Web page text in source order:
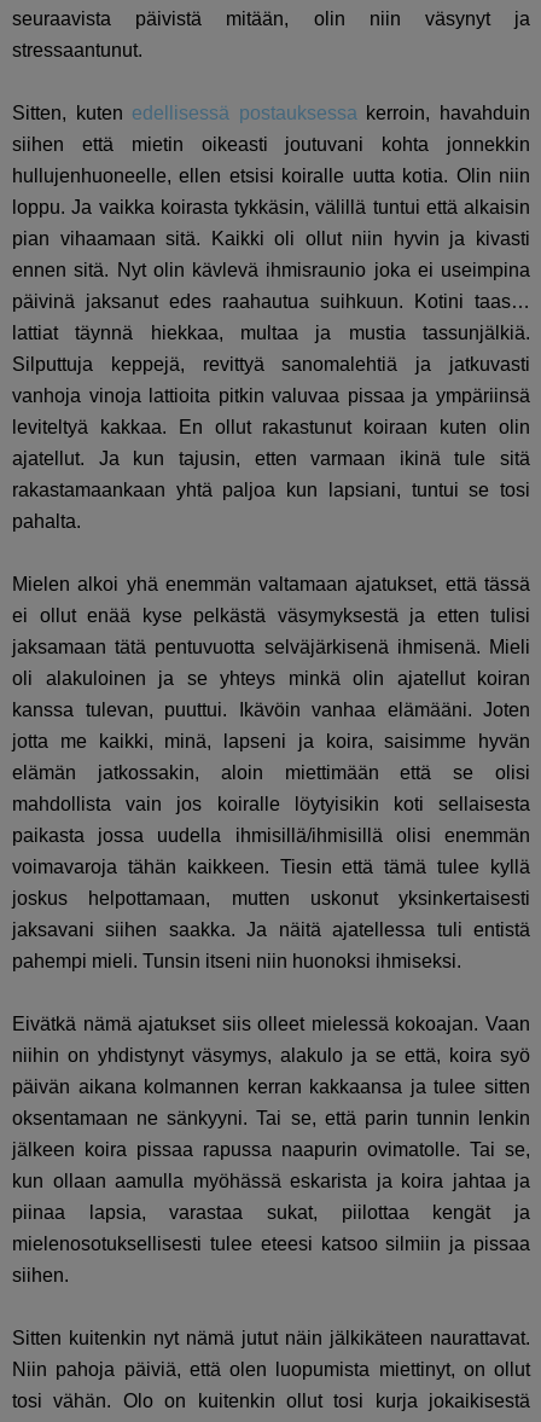
seuraavista päivistä mitään, olin niin väsynyt ja
stressaantunut.
Sitten, kuten edellisessä postauksessakerroin, havahduin
siihen että mietin oikeasti joutuvani kohta jonnekkin
hullujenhuoneelle, ellen etsisi koiralle uutta kotia. Olin niin
loppu. Ja vaikka koirasta tykkäsin, välillä tuntui että alkaisin
pian vihaamaan sitä. Kaikki oli ollut niin hyvin ja kivasti
ennen sitä. Nyt olin kävlevä ihmisraunio joka ei useimpina
päivinä jaksanut edes raahautua suihkuun. Kotini taas…
lattiat täynnä hiekkaa, multaa ja mustia tassunjälkiä.
Silputtuja keppejä, revittyä sanomalehtiä ja jatkuvasti
vanhoja vinoja lattioita pitkin valuvaa pissaa ja ympäriinsä
leviteltyä kakkaa. En ollut rakastunut koiraan kuten olin
ajatellut. Ja kun tajusin, etten varmaan ikinä tule sitä
rakastamaankaan yhtä paljoa kun lapsiani, tuntui se tosi
pahalta.
Mielen alkoi yhä enemmän valtamaan ajatukset, että tässä
ei ollut enää kyse pelkästä väsymyksestä ja etten tulisi
jaksamaan tätä pentuvuotta selväjärkisenä ihmisenä. Mieli
oli alakuloinen ja se yhteys minkä olin ajatellut koiran
kanssa tulevan, puuttui. Ikävöin vanhaa elämääni. Joten
jotta me kaikki, minä, lapseni ja koira, saisimme hyvän
elämän jatkossakin, aloin miettimään että se olisi
mahdollista vain jos koiralle löytyisikin koti sellaisesta
paikasta jossa uudella ihmisillä/ihmisillä olisi enemmän
voimavaroja tähän kaikkeen. Tiesin että tämä tulee kyllä
joskus helpottamaan, mutten uskonut yksinkertaisesti
jaksavani siihen saakka. Ja näitä ajatellessa tuli entistä
pahempi mieli. Tunsin itseni niin huonoksi ihmiseksi.
Eivätkä nämä ajatukset siis olleet mielessä kokoajan. Vaan
niihin on yhdistynyt väsymys, alakulo ja se että, koira syö
päivän aikana kolmannen kerran kakkaansa ja tulee sitten
oksentamaan ne sänkyyni. Tai se, että parin tunnin lenkin
jälkeen koira pissaa rapussa naapurin ovimatolle. Tai se,
kun ollaan aamulla myöhässä eskarista ja koira jahtaa ja
piinaa lapsia, varastaa sukat, piilottaa kengät ja
mielenosotuksellisesti tulee eteesi katsoo silmiin ja pissaa
siihen.
Sitten kuitenkin nyt nämä jutut näin jälkikäteen naurattavat.
Niin pahoja päiviä, että olen luopumista miettinyt, on ollut
tosi vähän. Olo on kuitenkin ollut tosi kurja jokaikisestä